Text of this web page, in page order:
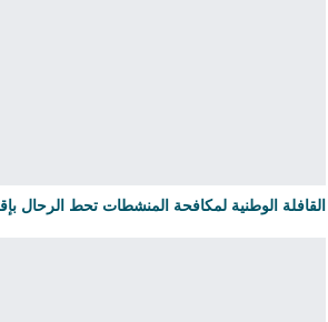
القافلة الوطنية لمكافحة المنشطات تحط الرحال